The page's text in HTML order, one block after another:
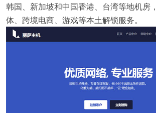
韩国、新加坡和中国香港、台湾等地机房
体、跨境电商、游戏等本土解锁服务。